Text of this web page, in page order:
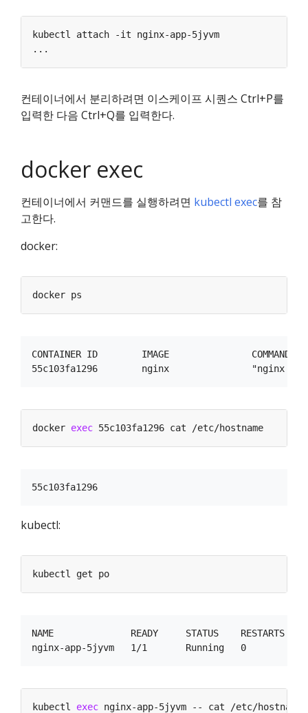
컨테이너에서 분리하려면 이스케이프 시퀀스 Ctrl+P를
입력한 다음 Ctrl+Q를 입력한다.
docker exec
컨테이너에서 커맨드를 실행하려면 kubectl exec를 참
고한다.
docker:
CONTAINER ID        IMAGE
docker exec
kubectl:
NAME              READY     STATUS    RESTARTS
kubectl exec